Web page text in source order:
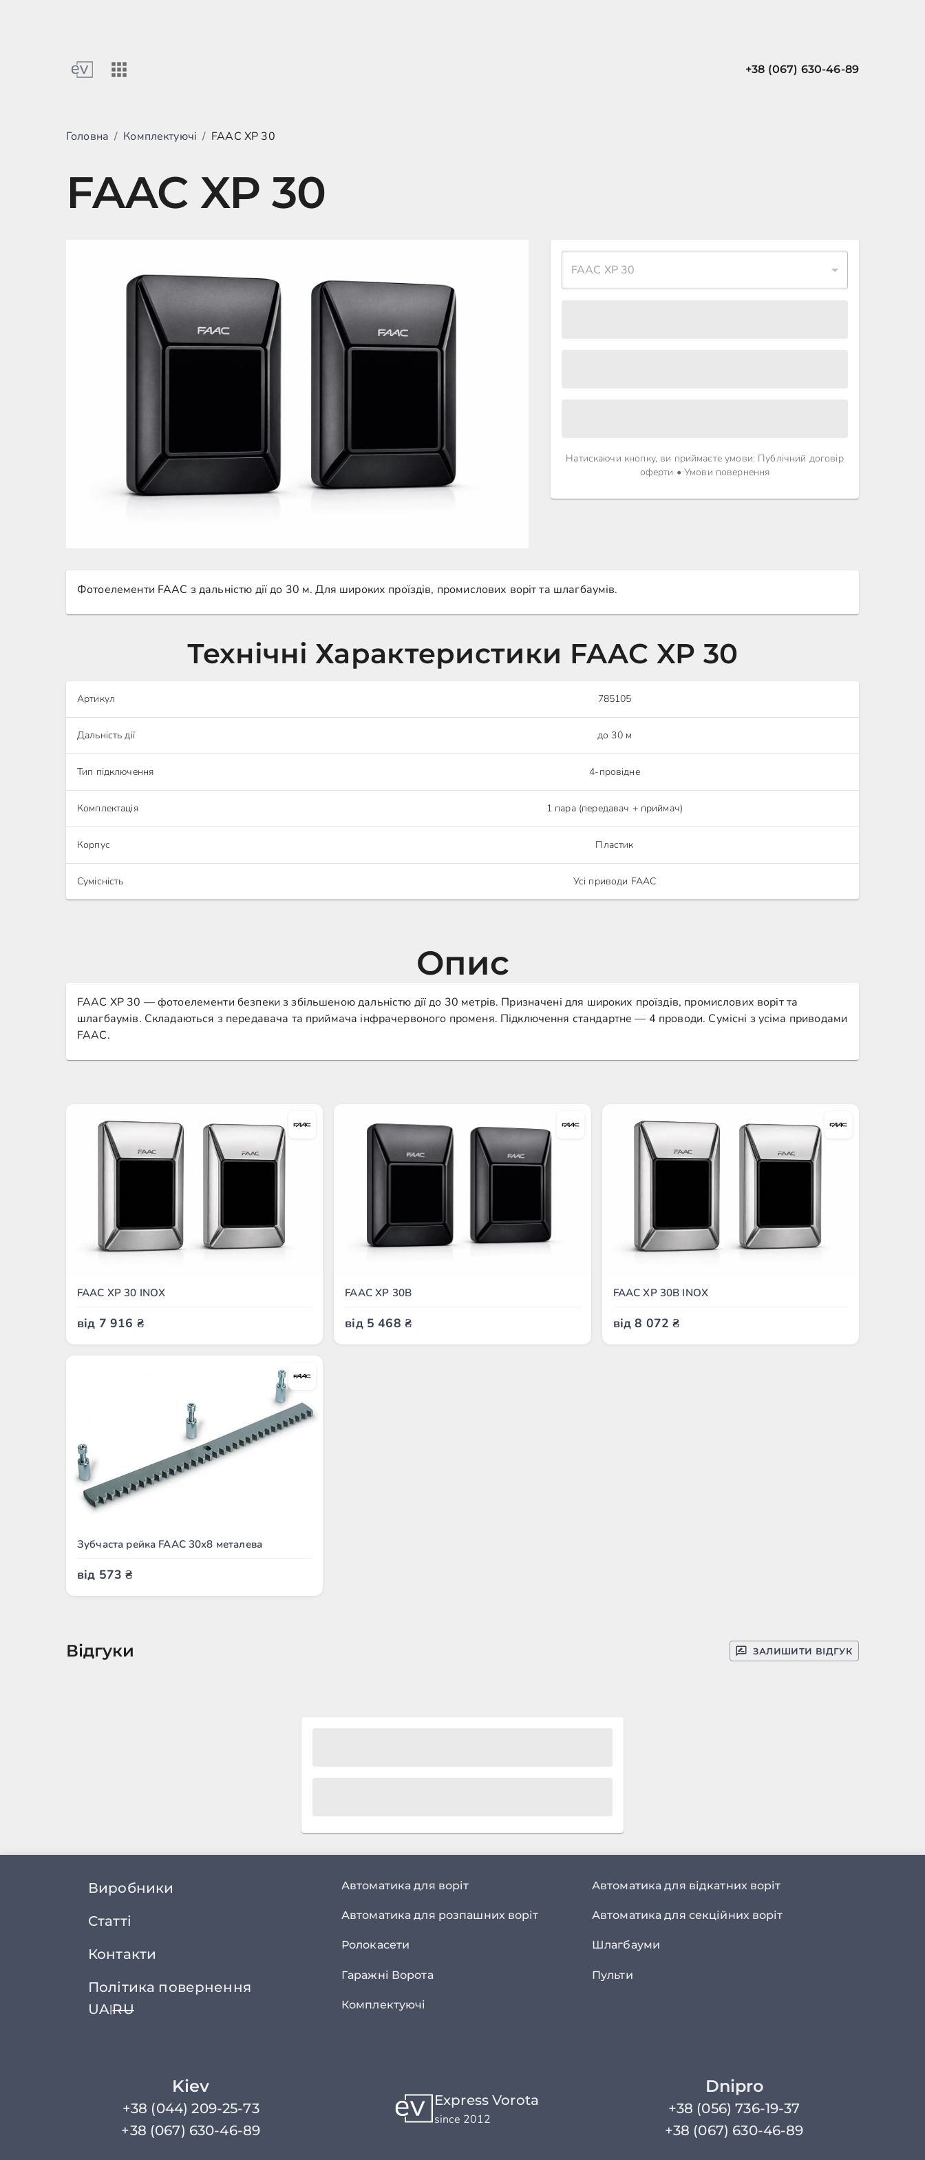
+38 (067) 630-46-89
Головна / Комплектуючі / FAAC XP 30
FAAC XP 30
FAAC XP 30
Натискаючи кнопку, ви приймаєте умови: Публічний договір
оферти • Умови повернення
Фотоелементи FAAC з дальністю дії до 30 м. Для широких проїздів, промислових воріт та шлагбаумів.
Технічні Характеристики FAAC XP 30
Артикул 785105
Дальність дії до 30 м
Тип підключення 4-провідне
Комплектація 1 пара (передавач + приймач)
Корпус Пластик
Сумісність Усі приводи FAAC
Опис
FAAC XP 30 — фотоелементи безпеки з збільшеною дальністю дії до 30 метрів. Призначені для широких проїздів, промислових воріт та
шлагбаумів. Складаються з передавача та приймача інфрачервоного променя. Підключення стандартне — 4 проводи. Сумісні з усіма приводами
FAAC.
FAAC XP 30 INOX
від 7 916 ₴
FAAC XP 30B
від 5 468 ₴
FAAC XP 30B INOX
від 8 072 ₴
Зубчаста рейка FAAC 30x8 металева
від 573 ₴
Відгуки ЗАЛИШИТИ ВІДГУК
Виробники
Статті
Контакти
Політика повернення
UA|RU
Автоматика для воріт Автоматика для відкатних воріт
Автоматика для розпашних воріт Автоматика для секційних воріт
Ролокасети Шлагбауми
Гаражні Ворота Пульти
Комплектуючі
Kiev
+38 (044) 209-25-73
+38 (067) 630-46-89
Express Vorota
since 2012
Dnipro
+38 (056) 736-19-37
+38 (067) 630-46-89